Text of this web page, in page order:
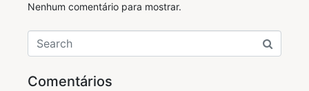
Nenhum comentário para mostrar.
Comentários